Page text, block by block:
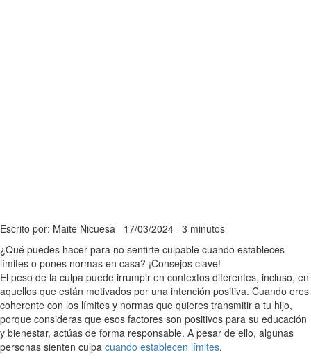
Escrito por: Maite Nicuesa 17/03/2024 3 minutos
¿Qué puedes hacer para no sentirte culpable cuando estableces
límites o pones normas en casa? ¡Consejos clave!
El peso de la culpa puede irrumpir en contextos diferentes, incluso, en
aquellos que están motivados por una intención positiva. Cuando eres
coherente con los límites y normas que quieres transmitir a tu hijo,
porque consideras que esos factores son positivos para su educación
y bienestar, actúas de forma responsable. A pesar de ello, algunas
personas sienten culpa cuando establecen límites.